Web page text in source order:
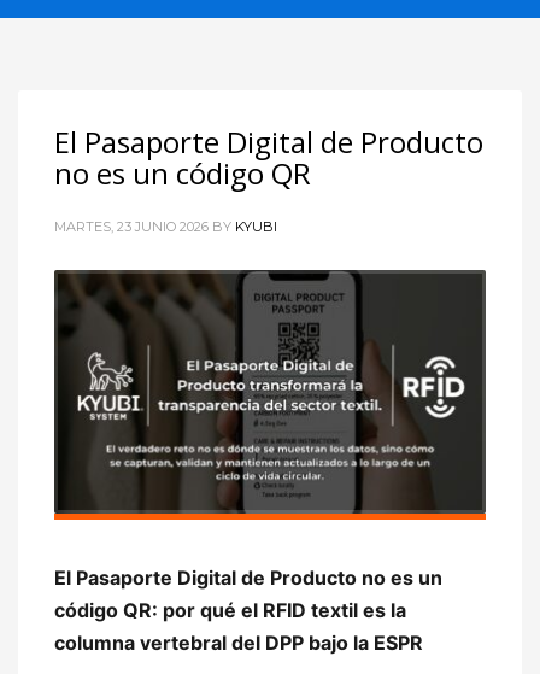
El Pasaporte Digital de Producto
no es un código QR
MARTES, 23 JUNIO 2026 BY KYUBI
El Pasaporte Digital de Producto no es un
código QR: por qué el RFID textil es la
columna vertebral del DPP bajo la ESPR